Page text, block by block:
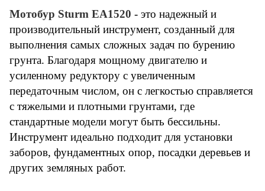
Мотобур Sturm EA1520 - это надежный и
производительный инструмент, созданный для
выполнения самых сложных задач по бурению
грунта. Благодаря мощному двигателю и
усиленному редуктору с увеличенным
передаточным числом, он с легкостью справляется
с тяжелыми и плотными грунтами, где
стандартные модели могут быть бессильны.
Инструмент идеально подходит для установки
заборов, фундаментных опор, посадки деревьев и
других земляных работ.